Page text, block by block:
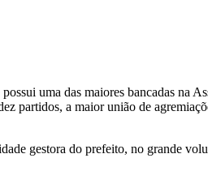
uma das maiores bancadas na
partidos, a maior união de
gestora do prefeito, no grande